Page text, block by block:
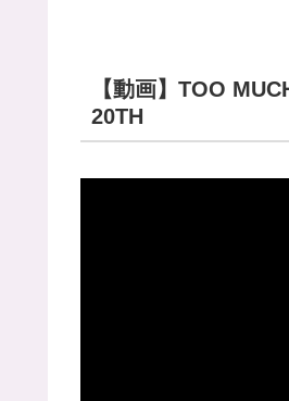
【動画】TOO
20TH